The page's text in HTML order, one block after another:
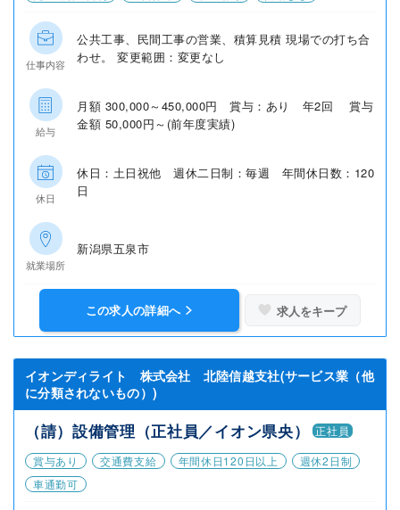
仕事内容
公共工事、民間工事の営業、積算見積 現場での打ち合
わせ。 変更範囲：変更なし
給与
月額 300,000～450,000円 賞与：あり 年2回 賞与
金額 50,000円～(前年度実績)
休日
休日：土日祝他 週休二日制：毎週 年間休日数：120
日
就業場所
新潟県五泉市
この求人の詳細へ 求人をキープ
イオンディライト 株式会社 北陸信越支社(サービス業（他
に分類されないもの）)
（請）設備管理（正社員／イオン県央）
正社員
賞与あり
交通費支給 年間休日120日以上
週休2日制
車通勤可